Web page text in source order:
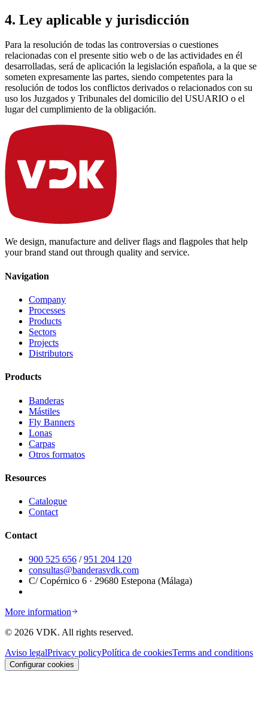
4. Ley aplicable y jurisdicción
Para la resolución de todas las controversias o cuestiones
relacionadas con el presente sitio web o de las actividades en él
desarrolladas, será de aplicación la legislación española, a la que se
someten expresamente las partes, siendo competentes para la
resolución de todos los conflictos derivados o relacionados con su
uso los Juzgados y Tribunales del domicilio del USUARIO o el
lugar del cumplimiento de la obligación.
We design, manufacture and deliver flags and flagpoles that help
your brand stand out through quality and service.
Navigation
Company
Processes
Products
Sectors
Projects
Distributors
Products
Banderas
Mástiles
Fly Banners
Lonas
Carpas
Otros formatos
Resources
Catalogue
Contact
Contact
900 525 656 / 951 204 120
consultas@banderasvdk.com
C/ Copérnico 6 · 29680 Estepona (Málaga)
More information
© 2026 VDK. All rights reserved.
Aviso legalPrivacy policyPolítica de cookiesTerms and conditions
Configurar cookies